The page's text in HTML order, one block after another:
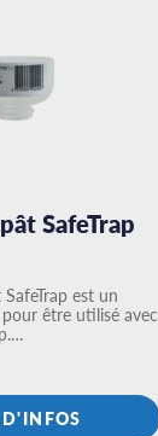
SafeTrap
est un
être utilisé avec